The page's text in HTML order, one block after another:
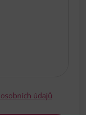
údajů